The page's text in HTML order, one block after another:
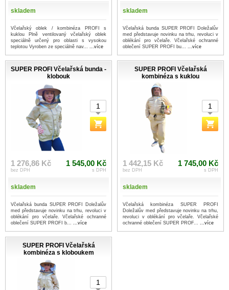
skladem
Včelařský oblek / kombinéza PROFI s
kuklou Plně ventilovaný včelařský oblek
speciálně určený pro oblasti s vysokou
teplotou Vyroben ze speciálně nav... ...více
skladem
Včelařská bunda SUPER PROFI Doležalův
med představuje novinku na trhu, revoluci v
oblékání pro včelaře. Včelařské ochranné
oblečení SUPER PROFI bu... ...více
SUPER PROFI Včelařská bunda -
klobouk
1 276,86 Kč
bez DPH
1 545,00 Kč
s DPH
skladem
Včelařská bunda SUPER PROFI Doležalův
med představuje novinku na trhu, revoluci v
oblékání pro včelaře. Včelařské ochranné
oblečení SUPER PROFI b... ...více
SUPER PROFI Včelařská
kombinéza s kuklou
1 442,15 Kč
bez DPH
1 745,00 Kč
s DPH
skladem
Včelařská kombinéza SUPER PROFI
Doležalův med představuje novinku na trhu,
revoluci v oblékání pro včelaře. Včelařské
ochranné oblečení SUPER PROF... ...více
SUPER PROFI Včelařská
kombinéza s kloboukem